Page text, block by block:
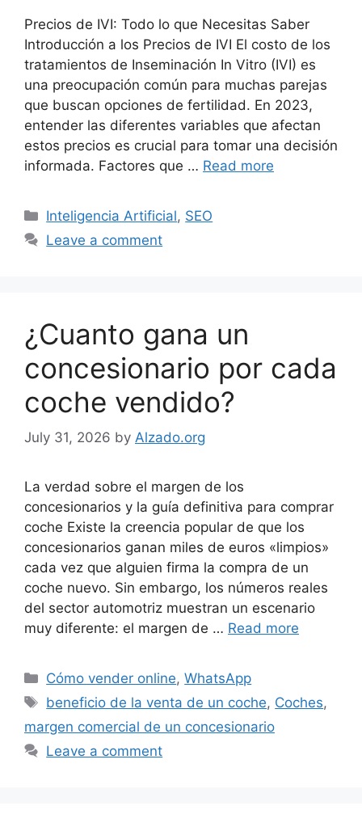
Precios de IVI: Todo lo que Necesitas Saber
Introducción a los Precios de IVI El costo de los
tratamientos de Inseminación In Vitro (IVI) es
una preocupación común para muchas parejas
que buscan opciones de fertilidad. En 2023,
entender las diferentes variables que afectan
estos precios es crucial para tomar una decisión
informada. Factores que … Read more
Categories
Inteligencia Artificial, SEO
Leave a comment
¿Cuanto gana un
concesionario por cada
coche vendido?
July 31, 2026 by Alzado.org
La verdad sobre el margen de los
concesionarios y la guía definitiva para comprar
coche Existe la creencia popular de que los
concesionarios ganan miles de euros «limpios»
cada vez que alguien firma la compra de un
coche nuevo. Sin embargo, los números reales
del sector automotriz muestran un escenario
muy diferente: el margen de … Read more
Categories
Cómo vender online,WhatsApp
Tags
beneficio de la venta de un coche, Coches,
margen comercial de un concesionario
Leave a comment